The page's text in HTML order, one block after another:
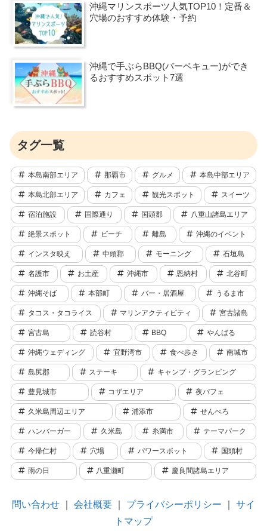
沖縄マリンスポーツ人気TOP10！定番＆
穴場のおすすめ体験・予約
沖縄で手ぶらBBQ(バーベキュー)ができ
るおすすめスポット7選
タグ一覧
本島南部エリア 那覇市 グルメ 本島中部エリア
本島北部エリア カフェ 観光スポット スイーツ
宿泊施設 国際通り 国頭郡 八重山諸島エリア
絶景スポット ビーチ 離島 沖縄のイベント
インスタ映え 中頭郡 モーニング 石垣島
名護市 お土産 沖縄市 恩納村 北谷町
沖縄そば 本部町 バー・居酒屋 うるま市
タコス・タコライス マリンアクティビティ 宮古諸島
宮古島 読谷村 BBQ やんばる
沖縄ウェディング 宜野湾市 食べ歩き 南城市
島尻郡 ステーキ キャンプ・グランピング
豊見城市 コザエリア 夜パフェ
久米島周辺エリア 浦添市 せんべろ
ハンバーガー 久米島 糸満市 テーマパーク
今帰仁村 穴場 パワースポット 国頭村
雨の日 八重瀬町 慶良間諸島エリア
問い合わせ 会社概要 プライバシーポリシー
サイ
トマップ